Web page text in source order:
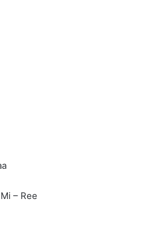
– Ree